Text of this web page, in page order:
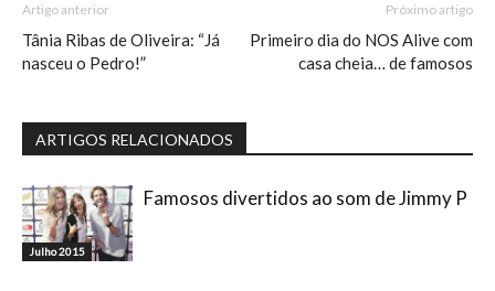
Artigo anterior
Tânia Ribas de Oliveira: “Já
nasceu o Pedro!”
Próximo artigo
Primeiro dia do NOS Alive com
casa cheia… de famosos
ARTIGOS RELACIONADOS
Julho 2015
Famosos divertidos ao som de Jimmy P